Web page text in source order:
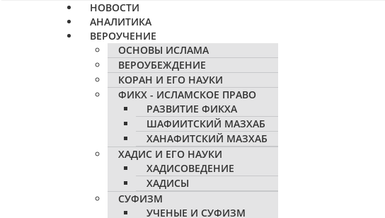
НОВОСТИ
АНАЛИТИКА
ВЕРОУЧЕНИЕ
ОСНОВЫ ИСЛАМА
ВЕРОУБЕЖДЕНИЕ
КОРАН И ЕГО НАУКИ
ФИКХ - ИСЛАМСКОЕ ПРАВО
РАЗВИТИЕ ФИКХА
ШАФИИТСКИЙ МАЗХАБ
ХАНАФИТСКИЙ МАЗХАБ
ХАДИС И ЕГО НАУКИ
ХАДИСОВЕДЕНИЕ
ХАДИСЫ
СУФИЗМ
УЧЕНЫЕ И СУФИЗМ